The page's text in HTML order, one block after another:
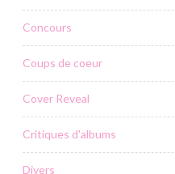
Concours
Coups de coeur
Cover Reveal
Critiques d'albums
Divers